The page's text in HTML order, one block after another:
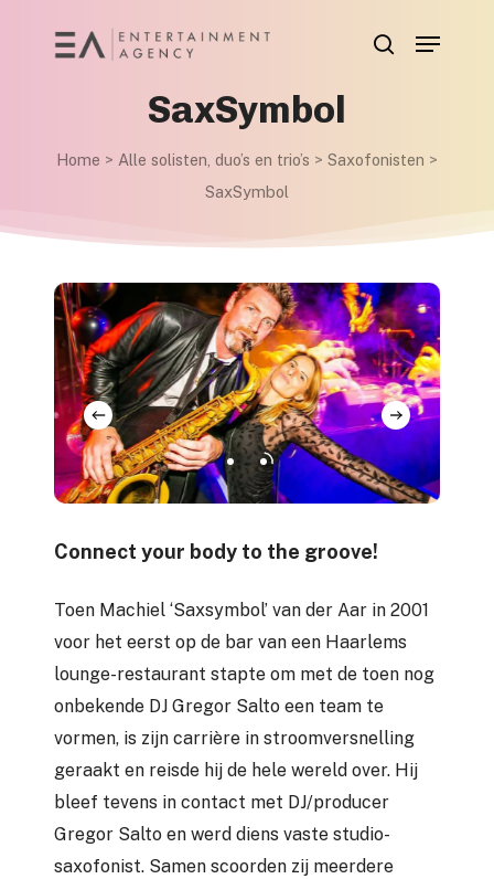
Menu
SaxSymbol
Home > Alle solisten, duo’s en trio’s > Saxofonisten >
SaxSymbol
Connect your body to the groove!
Toen Machiel ‘Saxsymbol’ van der Aar in 2001
voor het eerst op de bar van een Haarlems
lounge-restaurant stapte om met de toen nog
onbekende DJ Gregor Salto een team te
vormen, is zijn carrière in stroomversnelling
geraakt en reisde hij de hele wereld over. Hij
bleef tevens in contact met DJ/producer
Gregor Salto en werd diens vaste studio-
saxofonist. Samen scoorden zij meerdere